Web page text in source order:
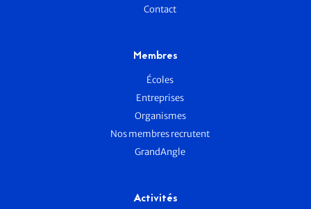
Contact
Membres
Écoles
Entreprises
Organismes
Nos membres recrutent
GrandAngle
Activités